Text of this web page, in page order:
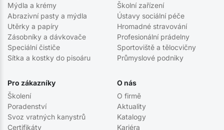
Mýdla a krémy
Abrazivní pasty a mýdla
Utěrky a papíry
Zásobníky a dávkovače
Speciální čističe
Sítka a kostky do pisoáru
Školní zařízení
Ústavy sociální péče
Hromadné stravování
Profesionální prádelny
Sportoviště a tělocvičny
Průmyslové podniky
Pro zákazníky
Školení
Poradenství
Svoz vratných kanystrů
Certifikáty
O nás
O firmě
Aktuality
Katalogy
Kariéra